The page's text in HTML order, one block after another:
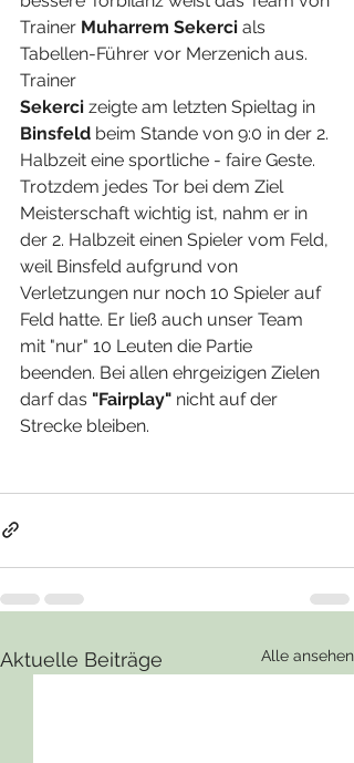
Trainer Muharrem Sekerci als
Tabellen-Führer vor Merzenich aus.
Trainer
Sekerci zeigte am letzten Spieltag in
Binsfeld beim Stande von 9:0 in der 2.
Halbzeit eine sportliche - faire Geste.
Trotzdem jedes Tor bei dem Ziel
Meisterschaft wichtig ist, nahm er in
der 2. Halbzeit einen Spieler vom Feld,
weil Binsfeld aufgrund von
Verletzungen nur noch 10 Spieler auf
Feld hatte. Er ließ auch unser Team
mit "nur" 10 Leuten die Partie
beenden. Bei allen ehrgeizigen Zielen
darf das "Fairplay" nicht auf der
Strecke bleiben.
Aktuelle Beiträge Alle ansehen